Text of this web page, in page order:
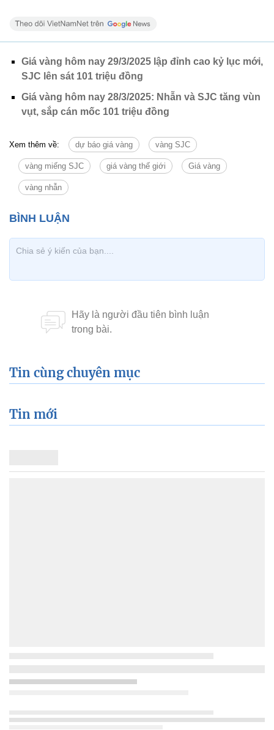
Giá vàng hôm nay 29/3/2025 lập đỉnh cao kỷ lục mới,
SJC lên sát 101 triệu đồng
Giá vàng hôm nay 28/3/2025: Nhẫn và SJC tăng vùn
vụt, sắp cán mốc 101 triệu đồng
Xem thêm về: dự báo giá vàng vàng SJC
vàng miếng SJC giá vàng thế giới Giá vàng
vàng nhẫn
Tin cùng chuyên mục
Tin mới